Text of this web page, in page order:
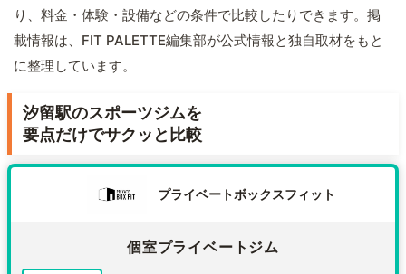
り、料金・体験・設備などの条件で比較したりできます。掲
載情報は、FIT PALETTE編集部が公式情報と独自取材をもと
に整理しています。
汐留駅のスポーツジムを
要点だけでサクッと比較
プライベートボックスフィット
個室プライベートジム